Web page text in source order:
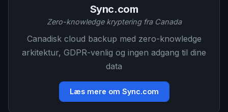
Sync.com
Zero-knowledge kryptering fra Canada
Canadisk cloud backup med zero-knowledge
arkitektur, GDPR-venlig og ingen adgang til dine
data
Læs mere om Sync.com